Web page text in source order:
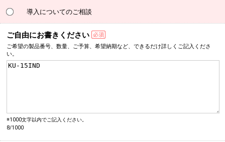
導入についてのご相談
ご自由にお書きください
ご希望の製品番号、数量、 ご予算、希望納期など、できるだけ詳しく ご記入くださ
い。
※1000文字以内でご記入ください。
8/1000